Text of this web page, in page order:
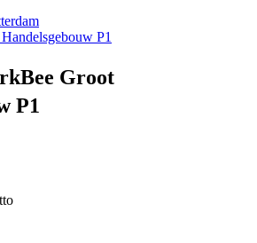
P1
Groot
P1